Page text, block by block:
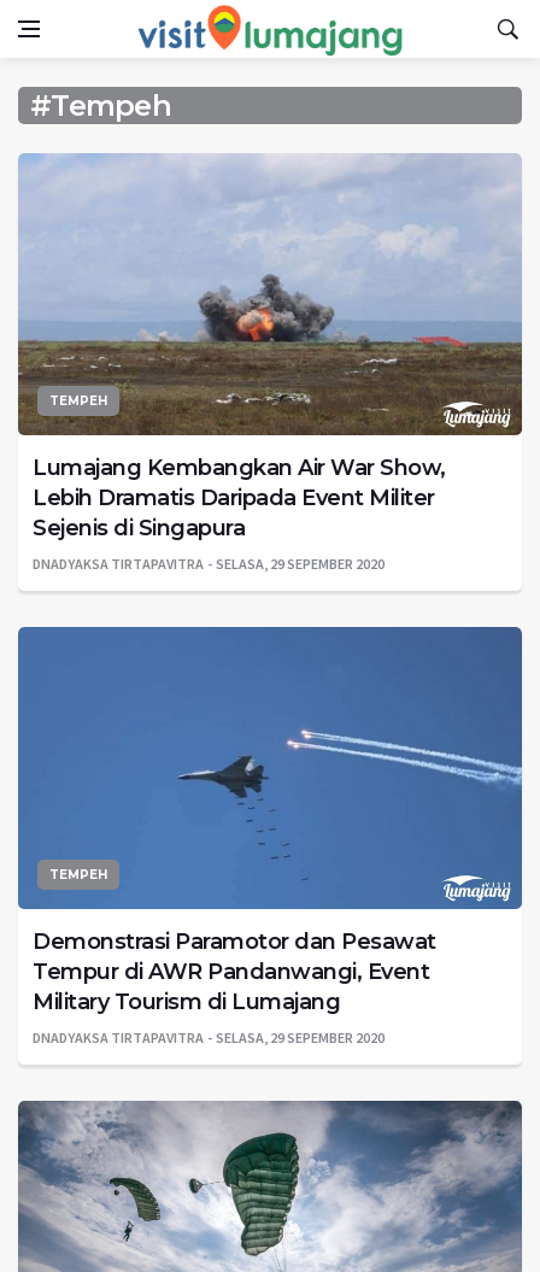
#Tempeh
TEMPEH
Lumajang Kembangkan Air War Show,
Lebih Dramatis Daripada Event Militer
Sejenis di Singapura
DNADYAKSA TIRTAPAVITRA SELASA, 29 SEPEMBER 2020
TEMPEH
Demonstrasi Paramotor dan Pesawat
Tempur di AWR Pandanwangi, Event
Military Tourism di Lumajang
DNADYAKSA TIRTAPAVITRA SELASA, 29 SEPEMBER 2020